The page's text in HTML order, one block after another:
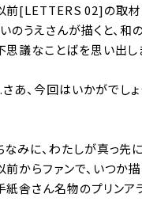
前[LETTERS 02]の取材
のうえさんが描くと、和
思議なことばを思い出し
さあ、今回はいかがでしょ
なみに、わたしが真っ先
前からファンで、いつか
紙舎さん名物のプリン